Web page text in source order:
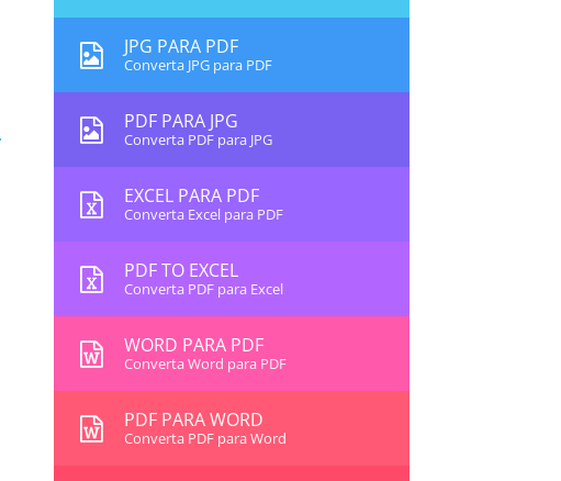
JPG PARA PDF
Converta JPG para PDF
PDF PARA JPG
Converta PDF para JPG
EXCEL PARA PDF
Converta Excel para PDF
PDF TO EXCEL
Converta PDF para Excel
WORD PARA PDF
Converta Word para PDF
PDF PARA WORD
Converta PDF para Word